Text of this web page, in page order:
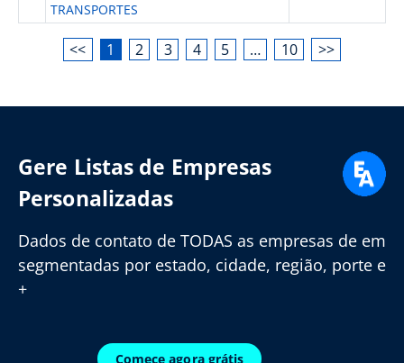
TRANSPORTES
<< 1 2 3 4 5 … 10 >>
Gere Listas de Empresas
Personalizadas
Dados de contato de TODAS as empresas de em
segmentadas por estado, cidade, região, porte e
+
Comece agora grátis